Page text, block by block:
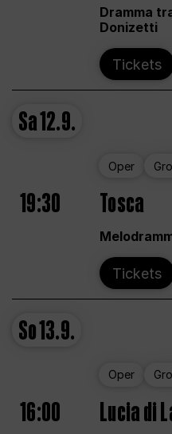
Dramma
Donizetti
Tickets
Sa12.9.
Oper
19:30 Tosca
Tickets
So13.9.
Oper
16:00 Lucia di